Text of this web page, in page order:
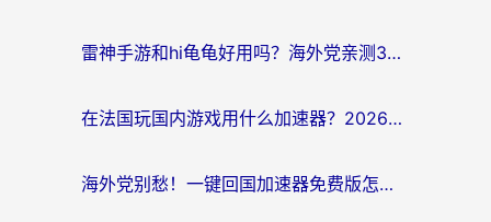
雷神手游和hi龟龟好用吗？海外党亲测3款回国加速器，教你选对国外到国内加速器
在法国玩国内游戏用什么加速器？2026实测解决延迟卡顿的实用指南
海外党别愁！一键回国加速器免费版怎么选？从踩坑到流畅访问的全攻略